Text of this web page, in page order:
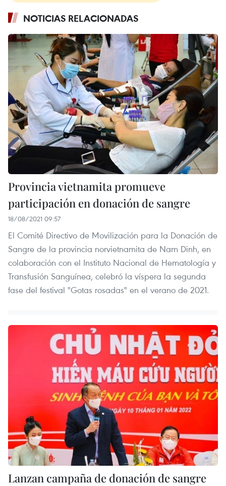
NOTICIAS RELACIONADAS
Provincia vietnamita promueve
participación en donación de sangre
18/08/2021 09:57
El Comité Directivo de Movilización para la Donación de
Sangre de la provincia norvietnamita de Nam Dinh, en
colaboración con el Instituto Nacional de Hematología y
Transfusión Sanguínea, celebró la víspera la segunda
fase del festival "Gotas rosadas" en el verano de 2021.
Lanzan campaña de donación de sangre